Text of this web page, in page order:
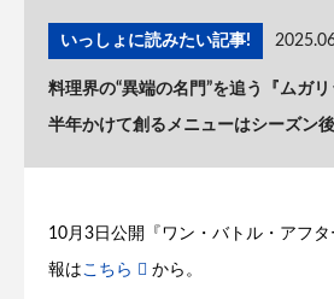
いっしょに読みたい記事!
料理界の“異端の名門”を追う『ムガ
半年かけて創るメニューはシーズン
10月3日公開『ワン・バトル・アフ
報は こちら から。